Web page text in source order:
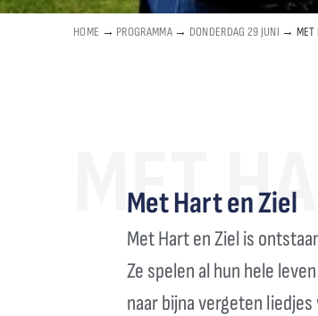
HOME → PROGRAMMA→ DONDERDAG 29 JUNI → MET
MET
Met Hart en Ziel
Met Hart en Ziel is
Ze spelen al hun hele
naar bijna vergeten liedjes